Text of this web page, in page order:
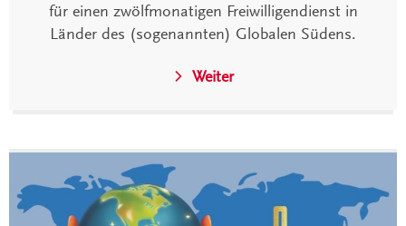
für einen zwölfmonatigen Freiwilligendienst in
Länder des (sogenannten) Globalen Südens.
Weiter